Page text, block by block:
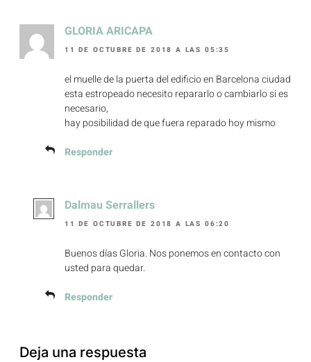
GLORIA ARICAPA
11 DE OCTUBRE DE 2018 A LAS 05:35
el muelle de la puerta del edificio en Barcelona ciudad
esta estropeado necesito repararlo o cambiarlo si es
necesario,
hay posibilidad de que fuera reparado hoy mismo
Responder
Dalmau Serrallers
11 DE OCTUBRE DE 2018 A LAS 06:20
Buenos días Gloria. Nos ponemos en contacto con
usted para quedar.
Responder
Deja una respuesta